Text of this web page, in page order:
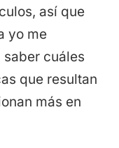
así que
yo me
cuáles
que resultan
más en